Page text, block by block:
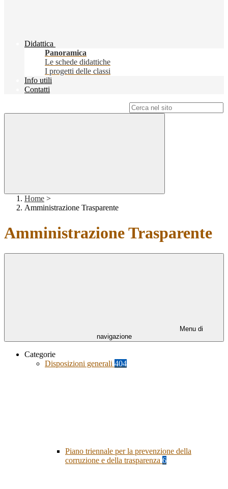
Didattica
Panoramica
Le schede didattiche
I progetti delle classi
Info utili
Contatti
Home >
Amministrazione Trasparente
Amministrazione Trasparente
Menu di
navigazione
Categorie
Disposizioni generali 404
Piano triennale per la prevenzione della
corruzione e della trasparenza 6